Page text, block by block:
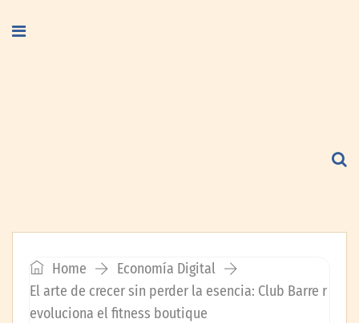
Home
Economía Digital
El arte de crecer sin perder la esencia: Club Barre r
evoluciona el fitness boutique